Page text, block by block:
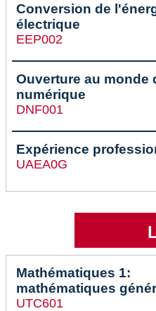
Conversion de
électrique
EEP002
Ouverture au monde
numérique
DNF001
Expérience
UAEA0G
Mathématiques 1:
mathématiques
UTC601